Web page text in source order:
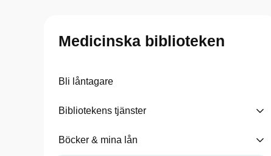
Medicinska biblioteken
Bli låntagare
Bibliotekens tjänster
Böcker & mina lån